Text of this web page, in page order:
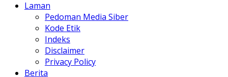
Laman
Pedoman Media Siber
Kode Etik
Indeks
Disclaimer
Privacy Policy
Berita